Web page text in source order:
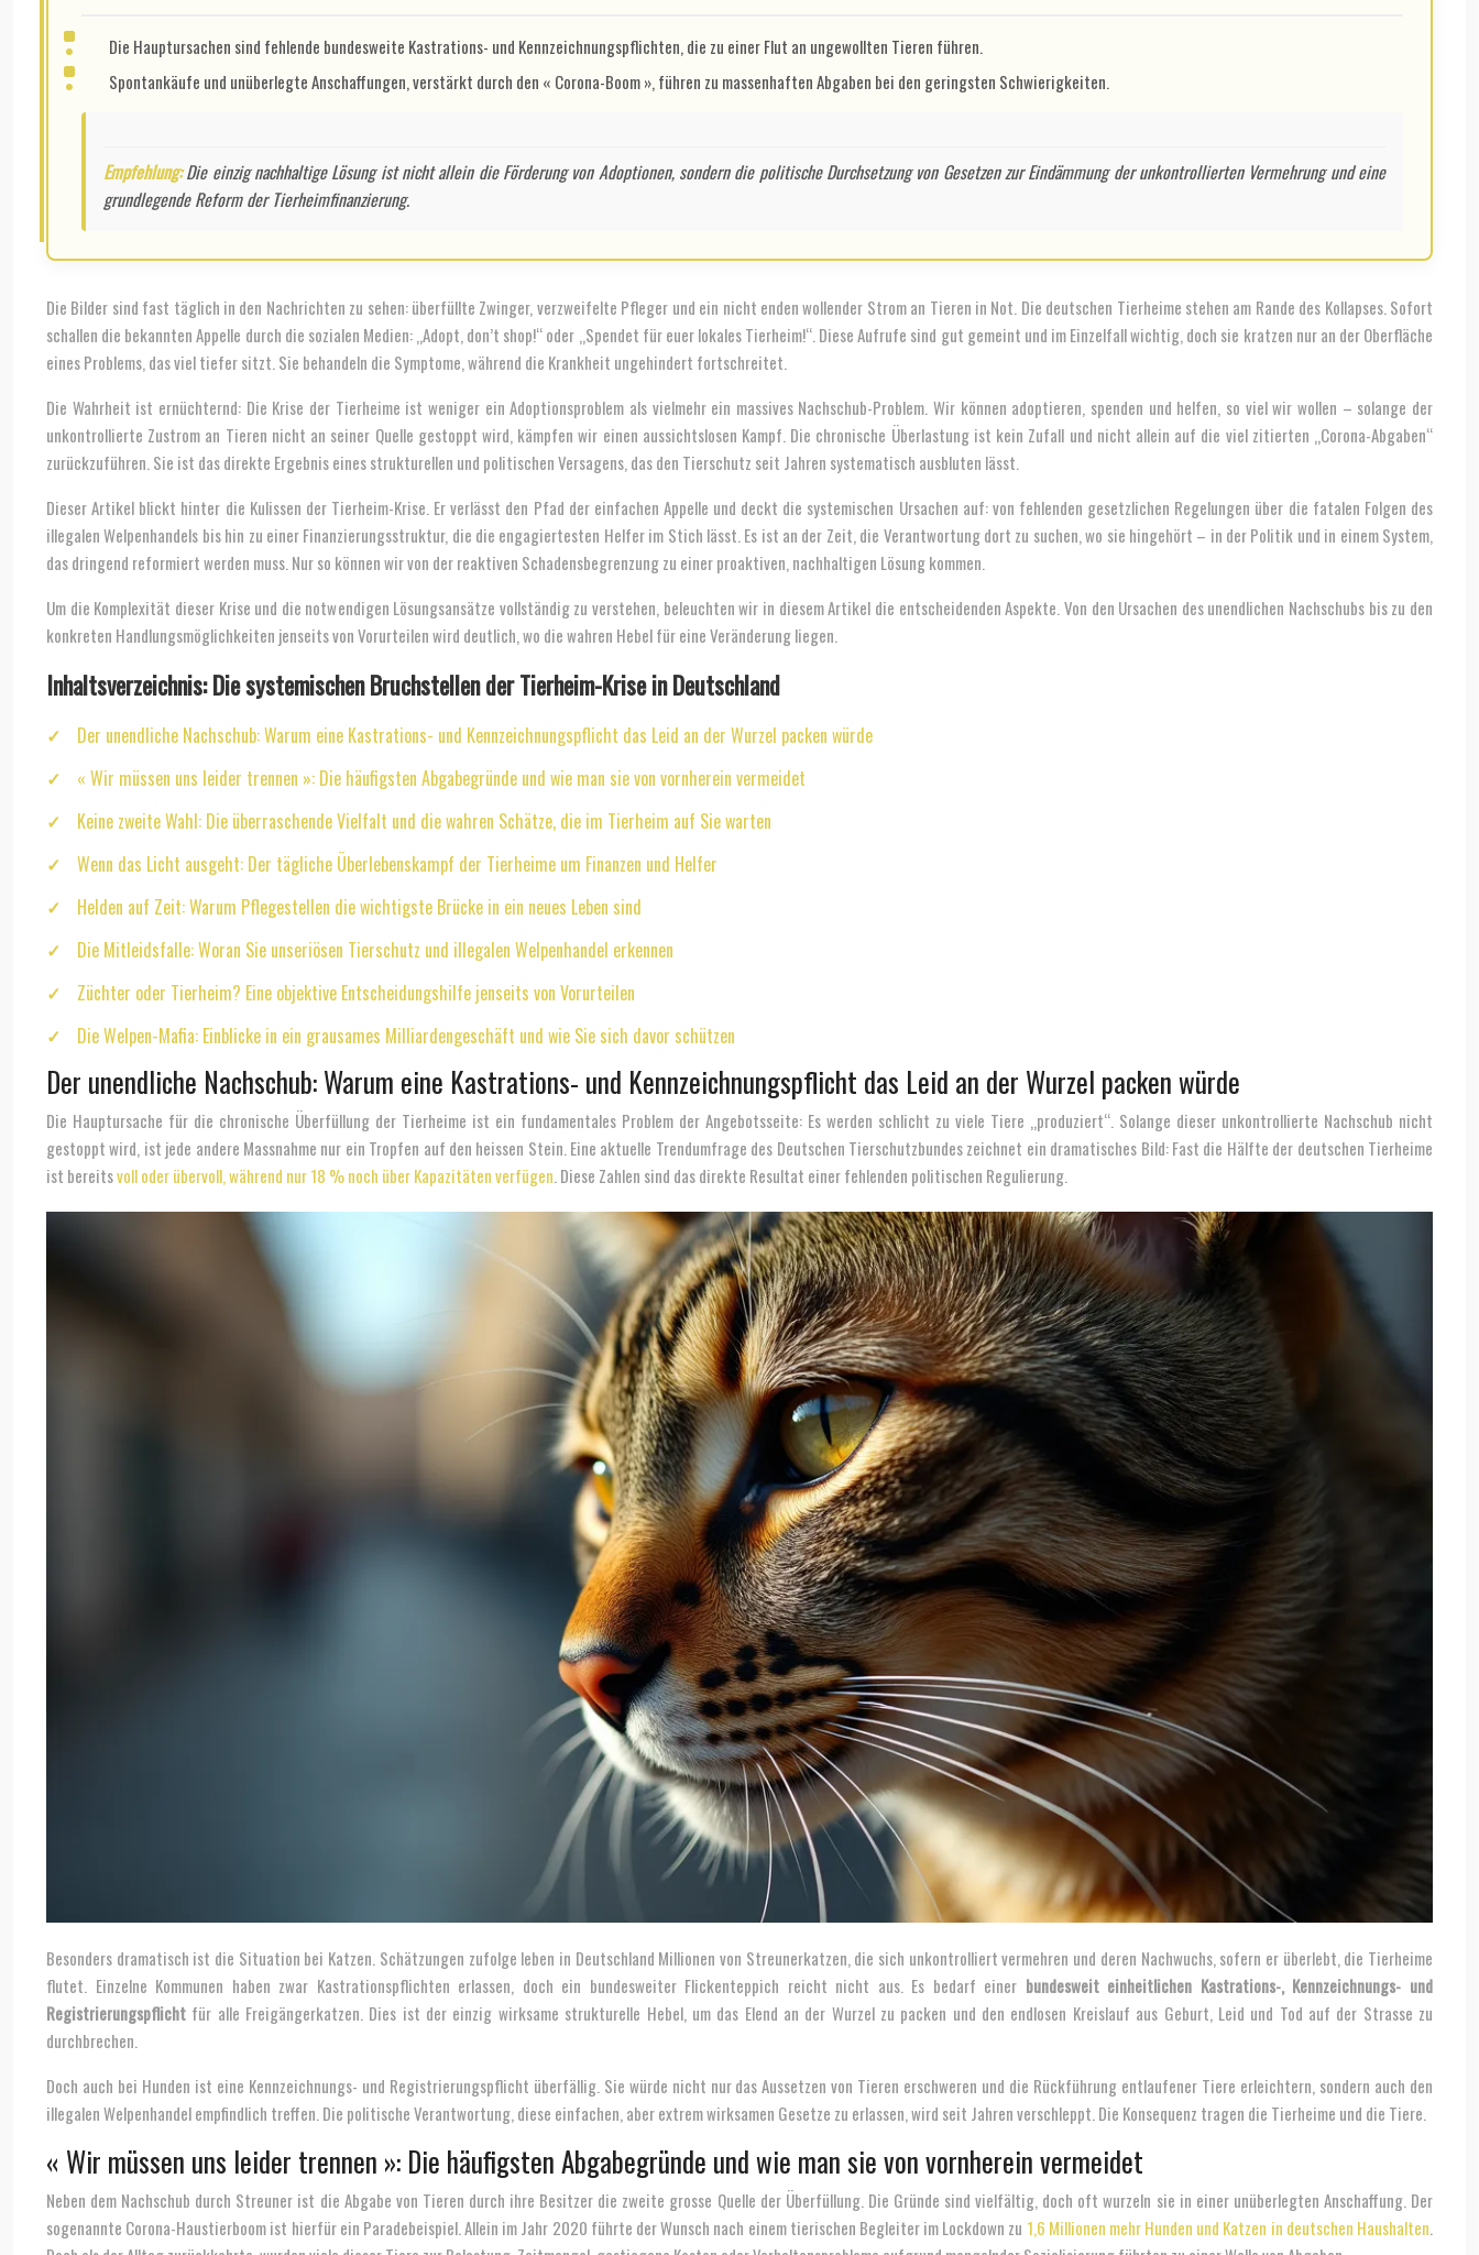
Die Hauptursachen sind fehlende bundesweite Kastrations- und Kennzeichnungspflichten, die zu einer Flut an ungewollten Tieren führen.
Spontankäufe und unüberlegte Anschaffungen, verstärkt durch den « Corona-Boom », führen zu massenhaften Abgaben bei den geringsten Schwierigkeiten.
Empfehlung:Die einzig nachhaltige Lösung ist nicht allein die Förderung von Adoptionen, sondern die politische Durchsetzung von Gesetzen zur Eindämmung der unkontrollierten Vermehrung und eine
grundlegende Reform der Tierheimfinanzierung.
Die Bilder sind fast täglich in den Nachrichten zu sehen: überfüllte Zwinger, verzweifelte Pfleger und ein nicht enden wollender Strom an Tieren in Not. Die deutschen Tierheime stehen am Rande des Kollapses. Sofort
schallen die bekannten Appelle durch die sozialen Medien: „Adopt, don’t shop!“ oder „Spendet für euer lokales Tierheim!“. Diese Aufrufe sind gut gemeint und im Einzelfall wichtig, doch sie kratzen nur an der Oberfläche
eines Problems, das viel tiefer sitzt. Sie behandeln die Symptome, während die Krankheit ungehindert fortschreitet.
Die Wahrheit ist ernüchternd: Die Krise der Tierheime ist weniger ein Adoptionsproblem als vielmehr ein massives Nachschub-Problem. Wir können adoptieren, spenden und helfen, so viel wir wollen – solange der
unkontrollierte Zustrom an Tieren nicht an seiner Quelle gestoppt wird, kämpfen wir einen aussichtslosen Kampf. Die chronische Überlastung ist kein Zufall und nicht allein auf die viel zitierten „Corona-Abgaben“
zurückzuführen. Sie ist das direkte Ergebnis eines strukturellen und politischen Versagens, das den Tierschutz seit Jahren systematisch ausbluten lässt.
Dieser Artikel blickt hinter die Kulissen der Tierheim-Krise. Er verlässt den Pfad der einfachen Appelle und deckt die systemischen Ursachen auf: von fehlenden gesetzlichen Regelungen über die fatalen Folgen des
illegalen Welpenhandels bis hin zu einer Finanzierungsstruktur, die die engagiertesten Helfer im Stich lässt. Es ist an der Zeit, die Verantwortung dort zu suchen, wo sie hingehört – in der Politik und in einem System,
das dringend reformiert werden muss. Nur so können wir von der reaktiven Schadensbegrenzung zu einer proaktiven, nachhaltigen Lösung kommen.
Um die Komplexität dieser Krise und die notwendigen Lösungsansätze vollständig zu verstehen, beleuchten wir in diesem Artikel die entscheidenden Aspekte. Von den Ursachen des unendlichen Nachschubs bis zu den
konkreten Handlungsmöglichkeiten jenseits von Vorurteilen wird deutlich, wo die wahren Hebel für eine Veränderung liegen.
Inhaltsverzeichnis: Die systemischen Bruchstellen der Tierheim-Krise in Deutschland
Der unendliche Nachschub: Warum eine Kastrations- und Kennzeichnungspflicht das Leid an der Wurzel packen würde
« Wir müssen uns leider trennen »: Die häufigsten Abgabegründe und wie man sie von vornherein vermeidet
Keine zweite Wahl: Die überraschende Vielfalt und die wahren Schätze, die im Tierheim auf Sie warten
Wenn das Licht ausgeht: Der tägliche Überlebenskampf der Tierheime um Finanzen und Helfer
Helden auf Zeit: Warum Pflegestellen die wichtigste Brücke in ein neues Leben sind
Die Mitleidsfalle: Woran Sie unseriösen Tierschutz und illegalen Welpenhandel erkennen
Züchter oder Tierheim? Eine objektive Entscheidungshilfe jenseits von Vorurteilen
Die Welpen-Mafia: Einblicke in ein grausames Milliardengeschäft und wie Sie sich davor schützen
Der unendliche Nachschub: Warum eine Kastrations- und Kennzeichnungspflicht das Leid an der Wurzel packen würde
Die Hauptursache für die chronische Überfüllung der Tierheime ist ein fundamentales Problem der Angebotsseite: Es werden schlicht zu viele Tiere „produziert“. Solange dieser unkontrollierte Nachschub nicht
gestoppt wird, ist jede andere Massnahme nur ein Tropfen auf den heissen Stein. Eine aktuelle Trendumfrage des Deutschen Tierschutzbundes zeichnet ein dramatisches Bild: Fast die Hälfte der deutschen Tierheime
ist bereitsvoll oder übervoll, während nur 18 % noch über Kapazitäten verfügen . Diese Zahlen sind das direkte Resultat einer fehlenden politischen Regulierung.
Besonders dramatisch ist die Situation bei Katzen. Schätzungen zufolge leben in Deutschland Millionen von Streunerkatzen, die sich unkontrolliert vermehren und deren Nachwuchs, sofern er überlebt, die Tierheime
flutet. Einzelne Kommunen haben zwar Kastrationspflichten erlassen, doch ein bundesweiter Flickenteppich reicht nicht aus. Es bedarf einer bundesweit einheitlichen Kastrations-, Kennzeichnungs- und
Registrierungspflicht für alle Freigängerkatzen. Dies ist der einzig wirksame strukturelle Hebel, um das Elend an der Wurzel zu packen und den endlosen Kreislauf aus Geburt, Leid und Tod auf der Strasse zu
durchbrechen.
Doch auch bei Hunden ist eine Kennzeichnungs- und Registrierungspflicht überfällig. Sie würde nicht nur das Aussetzen von Tieren erschweren und die Rückführung entlaufener Tiere erleichtern, sondern auch den
illegalen Welpenhandel empfindlich treffen. Die politische Verantwortung, diese einfachen, aber extrem wirksamen Gesetze zu erlassen, wird seit Jahren verschleppt. Die Konsequenz tragen die Tierheime und die Tiere.
« Wir müssen uns leider trennen »: Die häufigsten Abgabegründe und wie man sie von vornherein vermeidet
Neben dem Nachschub durch Streuner ist die Abgabe von Tieren durch ihre Besitzer die zweite grosse Quelle der Überfüllung. Die Gründe sind vielfältig, doch oft wurzeln sie in einer unüberlegten Anschaffung. Der
sogenannte Corona-Haustierboom ist hierfür ein Paradebeispiel. Allein im Jahr 2020 führte der Wunsch nach einem tierischen Begleiter im Lockdown zu 1,6 Millionen mehr Hunden und Katzen in deutschen Haushalten